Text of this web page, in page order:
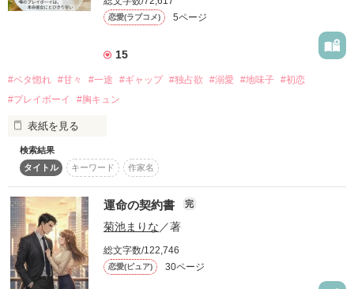
小説として更新するかもしれません❀*
第3回noicomiマンガシナリオ大賞にて、
【最終選考作品】に選ばれました♡!!
作品を読む
好きにならないわけがない。
ただ煌莉がほしすぎて、とっくに理性なんて崩壊してる」
そんな熱っぽい瞳で見つめられたら――。
…ダメだよ。
もっともっと好きになっちゃう。
《シナリオ執筆期間》
2023.02.07 〜 2023.03.05
小説として更新するかもしれません❀*
そういうのはだれでも感動するし
僕もそんな『純愛』のストーリーを
でも。
僕が何よりも、今までに作ってきたどんな『純愛』のシナリオ
よりも心を打つシナリオは。
完全無欠(？)の天才・ＡＩくんでした。
◇
渡辺 立夏(わたなべ りつか) 高校２年生
普段はとても元気だけれど、涙もろいことがコンプレックスの
女子高生。
市村 証(いちむら あかし) 高校２年生
その天才的な頭脳からＡＩと呼ばれている、イケメンでクール
恋愛(ラブコメ) 5ページ
15
#ベタ惚れ #甘々 #一途 #ギャップ #独占欲 #溺愛 #地味子 #初恋
#プレイボーイ
#胸キュン
表紙を見る
学校生活において、大事なのは勉強。
メイクもおしゃれも必要ない。
恋愛なんてもってのほか！
だから、『優等生』と揶揄されるわたしに
声をかけてくる人がいるなんて思ってもみなかった。
検索結果
タイトル
キーワード 作家名
運命の契約書 完
菊池まりな／著
総文字数/122,746
恋愛(ピュア) 30ページ